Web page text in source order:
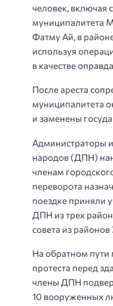
человек, включая
муниципалитета
Фатму Ай, в
используя
в качестве
После ареста
муниципалитета
и заменены
Администраторы
народов (ДПН)
членам
переворота
поездке приняли
ДПН из трех
совета из
На обратном пути
протеста перед
члены ДПН
10 вооруженных